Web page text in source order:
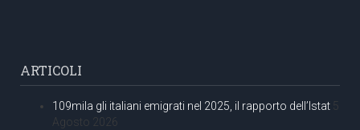
ARTICOLI
109mila gli italiani emigrati nel 2025, il rapporto dell’Istat 5
Agosto 2026